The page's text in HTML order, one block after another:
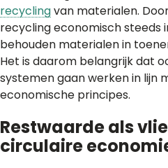
recyclingvan materialen.
recycling economisch steeds
behouden materialen in
Het is daarom belangrijk dat
systemen gaan werken in lijn
economische principes.
Restwaarde als
circulaire